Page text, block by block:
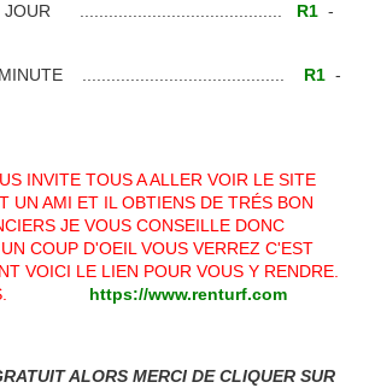
.......................................... R1 -
.......................................... R1 -
INVITE TOUS A ALLER VOIR LE SITE
UN AMI ET IL OBTIENS DE TRÉS BON
JE VOUS CONSEILLE DONC
COUP D'OEIL VOUS VERREZ C'EST
VOICI LE LIEN POUR VOUS Y RENDRE.
https://www.renturf.com
ALORS MERCI DE CLIQUER SUR